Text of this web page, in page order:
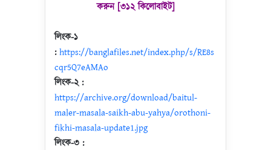
করুন [৩১২ কিলোবাইট]
লিংক-১
:https://banglafiles.net/index.php/s/RE8s
cqr5Q7eAMAo
লিংক-২ :
https://archive.org/download/baitul-
maler-masala-saikh-abu-yahya/orothoni-
fikhi-masala-update1.jpg
লিংক-৩ :